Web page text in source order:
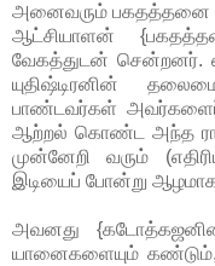
அனைவரும் பகதத்தனை
ஆட்சியாளன்
வேகத்துடன் சென்றனர்.
யுதிஷ்டிரனின்
பாண்டவர்கள்
ஆற்றல் கொண்ட அந்த
முன்னேறி வரும்
இடியைப் போன்று
அவனது
யானைகளையும்